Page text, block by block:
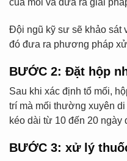
của mối và đưa ra giải
Đội ngũ kỹ sư sẽ khảo sát
đó đưa ra phương pháp
BƯỚC 2: Đặt hộp
Sau khi xác định tổ mối,
trí mà mối thường xuyên
kéo dài từ 10 đến 20 ngày
BƯỚC 3: xử lý